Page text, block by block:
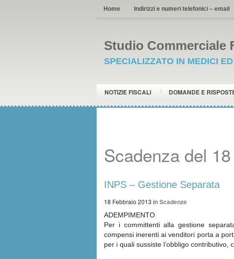
Home Indirizzi e numeri telefonici – email
Studio Commerciale
SPECIALIZZATO IN MEDICI
NOTIZIE FISCALI DOMANDE E
Scadenza del
INPS – Gestione Separata
18 Febbraio 2013 in Scadenze
ADEMPIMENTO
Per i committenti alla gestione
compensi inerenti ai venditori porta a
per i quali sussiste l’obbligo contributivo,